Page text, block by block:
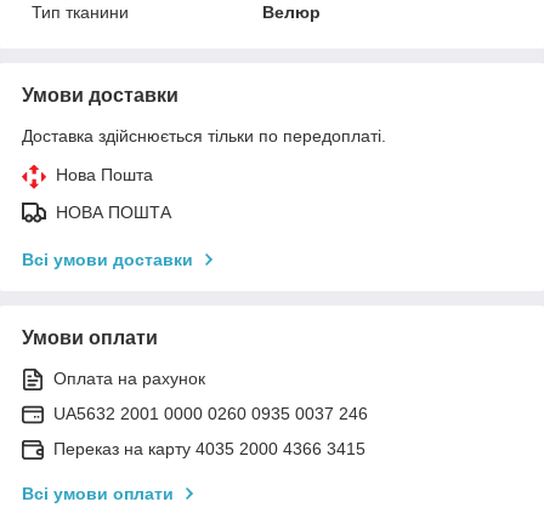
Тип тканини
Велюр
Умови доставки
Доставка здійснюється тільки по передоплаті.
Нова Пошта
НОВА ПОШТА
Всі умови доставки
Умови оплати
Оплата на рахунок
UA5632 2001 0000 0260 0935 0037 246
Переказ на карту 4035 2000 4366 3415
Всі умови оплати